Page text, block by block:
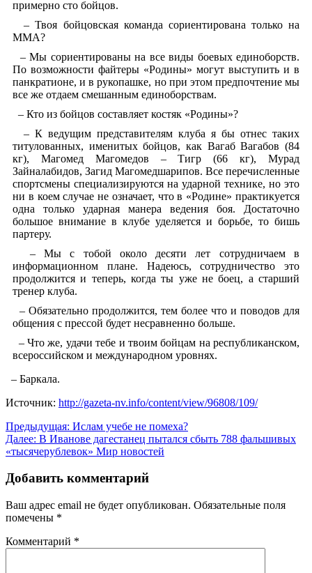
примерно сто бойцов.
– Твоя бойцовская команда сориентирована только на
ММА?
– Мы сориентированы на все виды боевых единоборств.
По возможности файтеры «Родины» могут выступить и в
панкратионе, и в рукопашке, но при этом предпочтение мы
все же отдаем смешанным единоборствам.
– Кто из бойцов составляет костяк «Родины»?
– К ведущим представителям клуба я бы отнес таких
титулованных, именитых бойцов, как Вагаб Вагабов (84
кг), Магомед Магомедов – Тигр (66 кг), Мурад
Зайналабидов, Загид Магомедшарипов. Все перечисленные
спортсмены специализируются на ударной технике, но это
ни в коем случае не означает, что в «Родине» практикуется
одна только ударная манера ведения боя. Достаточно
большое внимание в клубе уделяется и борьбе, то бишь
партеру.
– Мы с тобой около десяти лет сотрудничаем в
информационном плане. Надеюсь, сотрудничество это
продолжится и теперь, когда ты уже не боец, а старший
тренер клуба.
– Обязательно продолжится, тем более что и поводов для
общения с прессой будет несравненно больше.
– Что же, удачи тебе и твоим бойцам на республиканском,
всероссийском и международном уровнях.
– Баркала.
Источник: http://gazeta-nv.info/content/view/96808/109/
Навигация
по
Предыдущая: Ислам учебе не помеха?
Далее: В Иванове дагестанец пытался сбыть 788 фальшивых
«тысячерублевок» Мир новостей
Добавить комментарий
Ваш адрес email не будет опубликован. Обязательные поля
помечены *
Комментарий *